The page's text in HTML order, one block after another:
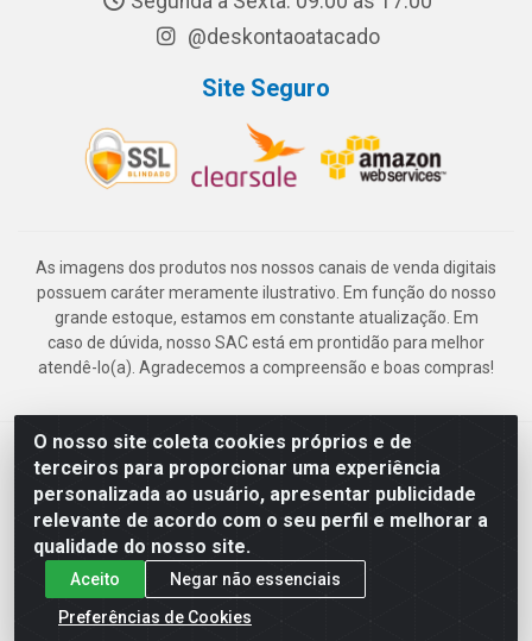
O nosso site coleta cookies próprios e de
terceiros para proporcionar uma experiência
personalizada ao usuário, apresentar publicidade
relevante de acordo com o seu perfil e melhorar a
qualidade do nosso site.
Aceito
Negar não essenciais
Preferências de Cookies
@deskontaoatacado
Site Seguro
As imagens dos produtos nos nossos canais de venda digitais
possuem caráter meramente ilustrativo. Em função do nosso
grande estoque, estamos em constante atualização. Em
caso de dúvida, nosso SAC está em prontidão para melhor
atendê-lo(a). Agradecemos a compreensão e boas compras!
Deskontão Atacado - Av. Marechal Mascarenhas de Morais, 2471 -
Imbiribeira - Recife/PE - CEP 51.150-001 - CNPJ 24.150.377/0003-
57